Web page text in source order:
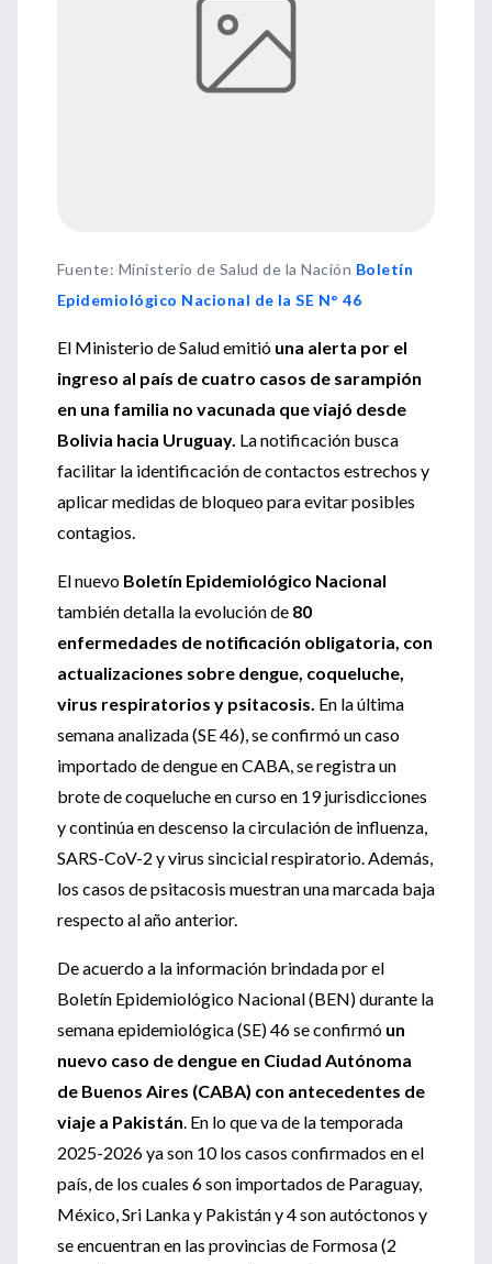
Fuente: Ministerio de Salud de la Nación Boletín
Epidemiológico Nacional de la SE N° 46
El Ministerio de Salud emitió una alerta por el
ingreso al país de cuatro casos de sarampión
en una familia no vacunada que viajó desde
Bolivia hacia Uruguay. La notificación busca
facilitar la identificación de contactos estrechos y
aplicar medidas de bloqueo para evitar posibles
contagios.
El nuevo Boletín Epidemiológico Nacional
también detalla la evolución de 80
enfermedades de notificación obligatoria, con
actualizaciones sobre dengue, coqueluche,
virus respiratorios y psitacosis. En la última
semana analizada (SE 46), se confirmó un caso
importado de dengue en CABA, se registra un
brote de coqueluche en curso en 19 jurisdicciones
y continúa en descenso la circulación de influenza,
SARS-CoV-2 y virus sincicial respiratorio. Además,
los casos de psitacosis muestran una marcada baja
respecto al año anterior.
De acuerdo a la información brindada por el
Boletín Epidemiológico Nacional (BEN) durante la
semana epidemiológica (SE) 46 se confirmó un
nuevo caso de dengue en Ciudad Autónoma
de Buenos Aires (CABA) con antecedentes de
viaje a Pakistán. En lo que va de la temporada
2025-2026 ya son 10 los casos confirmados en el
país, de los cuales 6 son importados de Paraguay,
México, Sri Lanka y Pakistán y 4 son autóctonos y
se encuentran en las provincias de Formosa (2